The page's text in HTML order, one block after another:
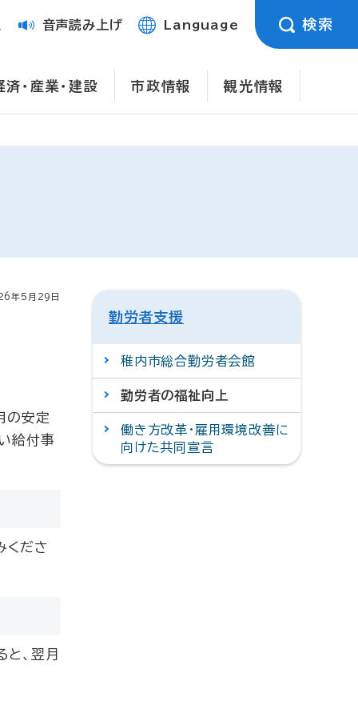
音声読み上げ Language 検索
済・産業・建設 市政情報 観光情報
年5月29日
の安定
給付事
くださ
、翌月
勤労者支援
稚内市総合勤労者会館
勤労者の福祉向上
働き方改革・雇用環境改善に
向けた共同宣言